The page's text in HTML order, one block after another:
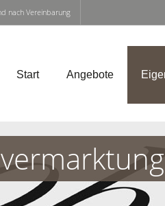
nach Vereinbarung
Start Angebote